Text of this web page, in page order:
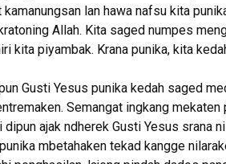
lan hawa nafsu kita
Allah. Kita saged numpes
kita piyambak. Krana punika, kita
Gusti Yesus punika kedah saged
Semangat ingkang
ajak ndherek Gusti Yesus srana
mbetahaken tekad kangge